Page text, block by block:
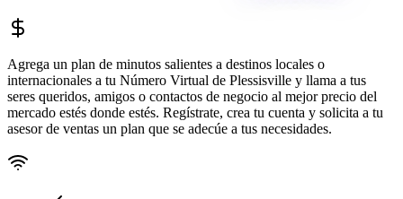
Agrega un plan de minutos salientes a destinos locales o
internacionales a tu Número Virtual de Plessisville y llama a tus
seres queridos, amigos o contactos de negocio al mejor precio del
mercado estés donde estés. Regístrate, crea tu cuenta y solicita a tu
asesor de ventas un plan que se adecúe a tus necesidades.